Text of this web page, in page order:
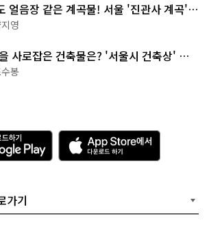
얼음장 같은 계곡물! 서울 '진관사 계곡'이
영
사로잡은 건축물은? '서울시 건축상' 수
봉
다
운
로
기
G
o
A
p
p
e
가기